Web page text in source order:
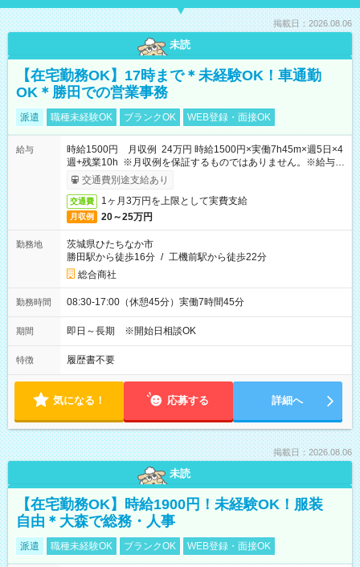
掲載日：2026.08.06
未読
【在宅勤務OK】17時まで＊未経験OK！車通勤
OK＊勝田での営業事務
派遣 職種未経験OK ブランクOK WEB登録・面接OK
給与
時給1500円 月収例 24万円 時給1500円×実働7h45m×週5日×4
週+残業10h ※月収例を保証するものではありません。※給与即
受取りサービス利用可（利用条件有）
交通費別途支給あり
交通費 1ヶ月3万円を上限として実費支給
月収例 20～25万円
勤務地
茨城県ひたちなか市
勝田駅から徒歩16分 / 工機前駅から徒歩22分
総合商社
勤務時間 08:30-17:00（休憩45分）実働7時間45分
期間 即日～長期 ※開始日相談OK
特徴 履歴書不要
気になる！ 応募する 詳細へ
掲載日：2026.08.06
未読
【在宅勤務OK】時給1900円！未経験OK！服装
自由＊大森で総務・人事
派遣 職種未経験OK ブランクOK WEB登録・面接OK